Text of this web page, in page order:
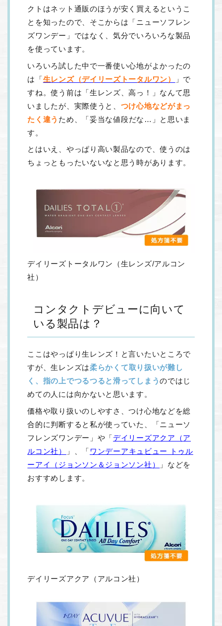
クトはネット通販のほうが安く買えるというこ
とを知ったので、そこからは「ニューソフレン
ズワンデー」ではなく、気分でいろいろな製品
を使っています。
いろいろ試した中で一番使い心地がよかったの
は「生レンズ（デイリーズトータルワン）
」で
すね。使う前は「生レンズ、高っ！」なんて思
いましたが、実際使うと、 つけ心地などがまっ
たく違う ため、「妥当な値段だな…」と思いま
す。
とはいえ、やっぱり高い製品なので、使うのは
ちょっともったいないなと思う時があります。
デイリーズトータルワン（生レンズ/アルコン
社）
コンタクトデビューに向いて
いる製品は？
ここはやっぱり生レンズ！と言いたいところで
すが、生レンズは柔らかくて取り扱いが難し
く、指の上でつるつると滑ってしまうのではじ
めての人には向かないと思います。
価格や取り扱いのしやすさ、つけ心地などを総
合的に判断すると私が使っていた、「ニューソ
フレンズワンデー」や「デイリーズアクア（ア
ルコン社）
」、「 ワンデーアキュビュー トゥル
ーアイ（ジョンソン＆ジョンソン社）
」などを
おすすめします。
デイリーズアクア（アルコン社）